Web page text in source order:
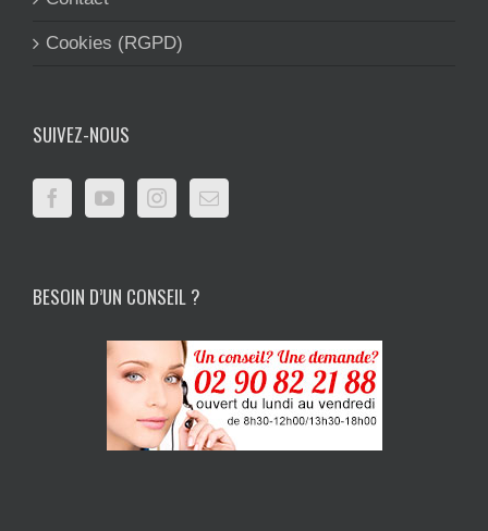
Cookies (RGPD)
SUIVEZ-NOUS
BESOIN D’UN CONSEIL ?